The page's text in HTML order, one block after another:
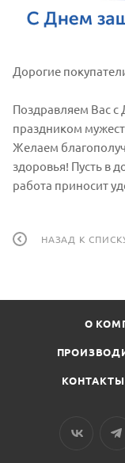
Дорогие
Поздравляем Вас с
праздником
Желаем
здоровья! Пусть в
работа приносит
НАЗАД К
О
КОНТАКТЫ